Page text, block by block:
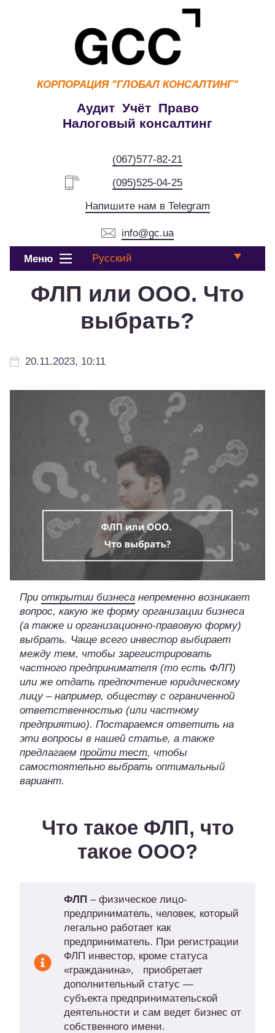
КОРПОРАЦИЯ "ГЛОБАЛ КОНСАЛТИНГ"
Аудит Учёт Право
Налоговый консалтинг
(067)577-82-21
(095)525-04-25
Напишите нам в Telegram
info@gc.ua
Меню Русский
ФЛП или ООО. Что
выбрать?
20.11.2023, 10:11
При открытии бизнеса непременно возникает
вопрос, какую же форму организации бизнеса
(а также и организационно-правовую форму)
выбрать. Чаще всего инвестор выбирает
между тем, чтобы зарегистрировать
частного предпринимателя (то есть ФЛП)
или же отдать предпочтение юридическому
лицу – например, обществу с ограниченной
ответственностью (или частному
предприятию). Постараемся ответить на
эти вопросы в нашей статье, а также
предлагаем пройти тест, чтобы
самостоятельно выбрать оптимальный
вариант.
Что такое ФЛП, что
такое ООО?
ФЛП – физическое лицо-
предприниматель, человек, который
легально работает как
предприниматель. При регистрации
ФЛП инвестор, кроме статуса
«гражданина», приобретает
дополнительный статус —
субъекта предпринимательской
деятельности и сам ведет бизнес от
собственного имени.